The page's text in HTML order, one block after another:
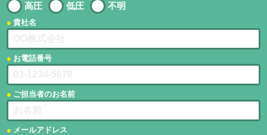
高圧 低圧 不明
貴社名
お電話番号
ご担当者のお名前
メールアドレス